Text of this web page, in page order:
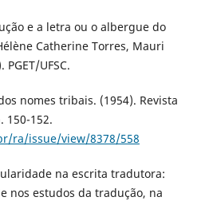
e a letra ou o albergue do
Catherine Torres, Mauri
UFSC.
nomes tribais. (1954). Revista
150-152.
ra/issue/view/8378/558
na escrita tradutora:
nos estudos da tradução, na